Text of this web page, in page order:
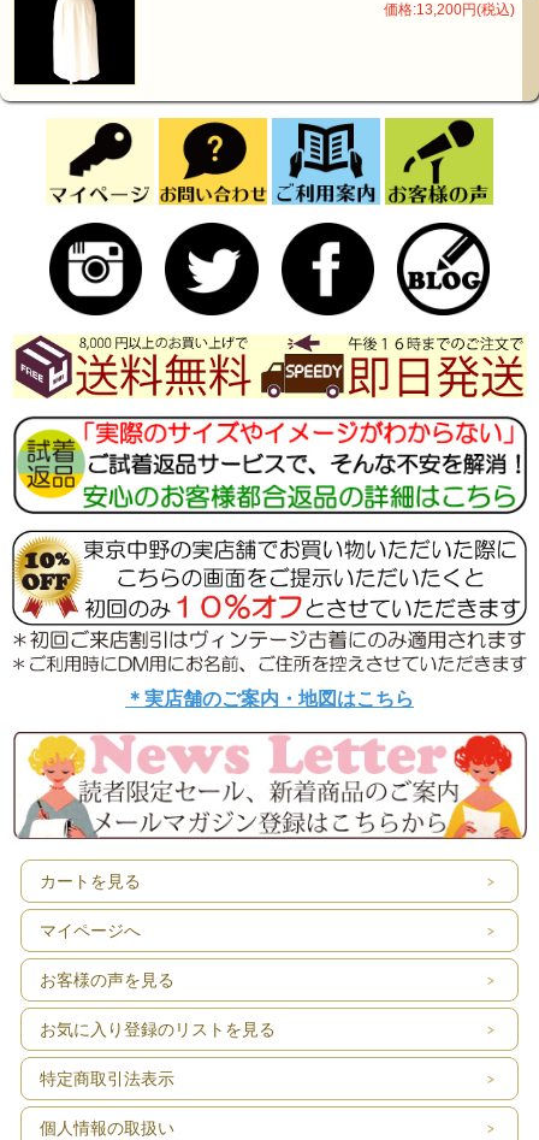
価格:13,200円(税込)
＊実店舗のご案内・地図はこちら
カートを見る
マイページへ
お客様の声を見る
お気に入り登録のリストを見る
特定商取引法表示
個人情報の取扱い